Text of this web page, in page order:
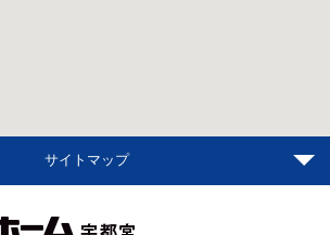
サイトマップ